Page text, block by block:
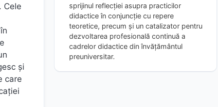
Cele
şi
care
sprijinul reflecției asupra practicilor
didactice în conjuncție cu repere
teoretice, precum și un catalizator pentru
dezvoltarea profesională continuă a
cadrelor didactice din învățământul
preuniversitar.